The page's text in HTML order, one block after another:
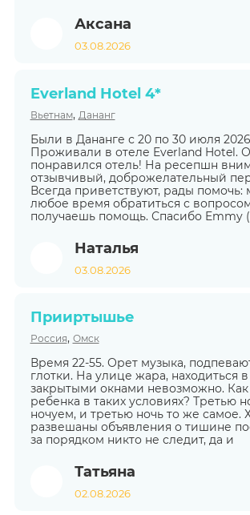
Аксана
03.08.2026
Everland Hotel 4*
Вьетнам, Дананг
Были в Дананге с 20 по 30 июля
Проживали в отеле Everland Hotel.
понравился отель! На ресепшн
отзывчивый, доброжелательный
Всегда приветствуют, рады помочь:
любое время обратиться с
получаешь помощь. Спасибо Emmy
Наталья
03.08.2026
Прииртышье
Россия, Омск
Время 22-55. Орет музыка,
глотки. На улице жара, находиться
закрытыми окнами невозможно. Как
ребенка в таких условиях? Третью
ночуем, и третью ночь то же самое.
развешаны объявления о тишине
за порядком никто не следит, да и
Татьяна
02.08.2026